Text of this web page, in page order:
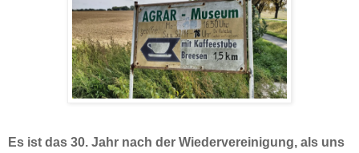
Es ist das 30. Jahr nach der Wiedervereinigung, als uns